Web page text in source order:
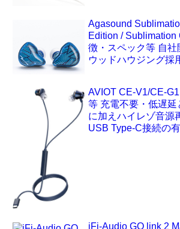
Agasound
Edition / Sublimation
徴・スペック等 自社
ウッドハウジング採
AVIOT CE-V1/CE-
等 充電不要・低遅延
に加えハイレゾ音源
USB Type-C接続の
iFi-Audio GO link 2